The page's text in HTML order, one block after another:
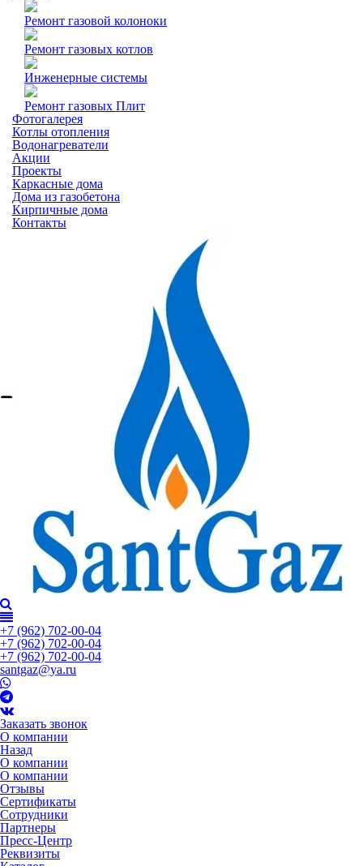
Ремонт газовой колоноки
Ремонт газовых котлов
Инженерные системы
Ремонт газовых Плит
Фотогалерея
Котлы отопления
Водонагреватели
Акции
Проекты
Каркасные дома
Дома из газобетона
Кирпичные дома
Контакты
+7 (962) 702-00-04
+7 (962) 702-00-04
+7 (962) 702-00-04
santgaz@ya.ru
Заказать звонок
О компании
Назад
О компании
О компании
Отзывы
Сертификаты
Сотрудники
Партнеры
Пресс-Центр
Реквизиты